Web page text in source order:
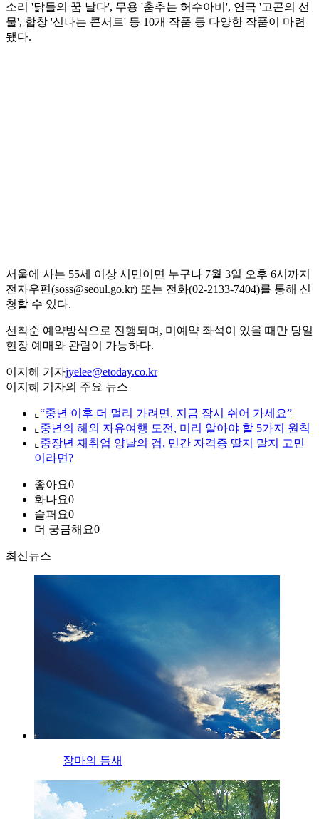
소리 '닭들의 꿈 날다', 무용 '춤추는 허수아비', 연극 '고곤의 선
물', 합창 '신나는 콘서트' 등 10개 작품 등 다양한 작품이 마련
됐다.
서울에 사는 55세 이상 시민이면 누구나 7월 3일 오후 6시까지
전자우편(soss@seoul.go.kr) 또는 전화(02-2133-7404)를 통해 신
청할 수 있다.
선착순 예약방식으로 진행되며, 미예약 좌석이 있을 때만 당일
현장 예매와 관람이 가능하다.
이지혜 기자jyelee@etoday.co.kr
이지혜 기자의 주요 뉴스
⌞ “중년 이후 더 멀리 가려면, 지금 잠시 쉬어 가세요”
⌞ 중년의 해외 자유여행 도전, 미리 알아야 할 5가지 원칙
⌞ 중장년 재취업 양날의 검, 민간 자격증 딸지 말지 고민
이라면?
좋아요0
화나요0
슬퍼요0
더 궁금해요0
최신뉴스
장마의 틈새